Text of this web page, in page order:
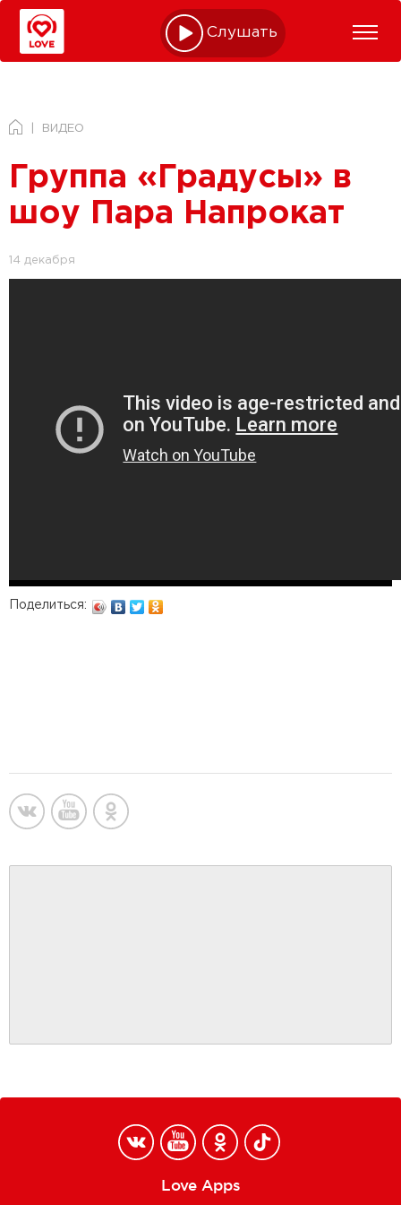
Слушать online
ВИДЕО
Группа «Градусы» в
шоу Пара Напрокат
14 декабря
Поделиться:
Love Apps